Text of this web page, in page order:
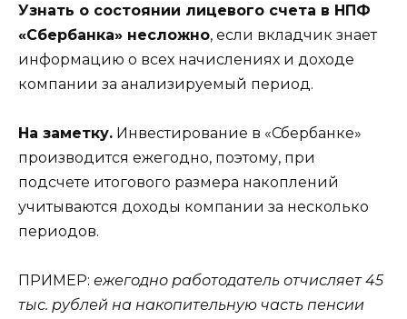
Узнать о состоянии лицевого счета в НПФ
«Сбербанка» несложно, если вкладчик знает
информацию о всех начислениях и доходе
компании за анализируемый период.
На заметку. Инвестирование в «Сбербанке»
производится ежегодно, поэтому, при
подсчете итогового размера накоплений
учитываются доходы компании за несколько
периодов.
ПРИМЕР: ежегодно работодатель отчисляет 45
тыс. рублей на накопительную часть пенсии